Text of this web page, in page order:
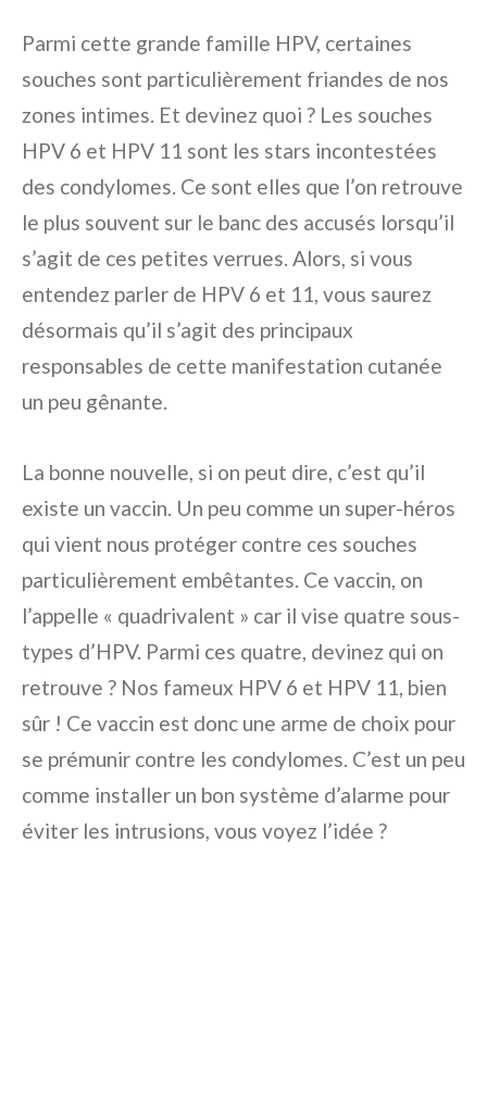
Parmi cette grande famille HPV, certaines
souches sont particulièrement friandes de nos
zones intimes. Et devinez quoi ? Les souches
HPV 6 et HPV 11 sont les stars incontestées
des condylomes. Ce sont elles que l’on retrouve
le plus souvent sur le banc des accusés lorsqu’il
s’agit de ces petites verrues. Alors, si vous
entendez parler de HPV 6 et 11, vous saurez
désormais qu’il s’agit des principaux
responsables de cette manifestation cutanée
un peu gênante.
La bonne nouvelle, si on peut dire, c’est qu’il
existe un vaccin. Un peu comme un super-héros
qui vient nous protéger contre ces souches
particulièrement embêtantes. Ce vaccin, on
l’appelle « quadrivalent » car il vise quatre sous-
types d’HPV. Parmi ces quatre, devinez qui on
retrouve ? Nos fameux HPV 6 et HPV 11, bien
sûr ! Ce vaccin est donc une arme de choix pour
se prémunir contre les condylomes. C’est un peu
comme installer un bon système d’alarme pour
éviter les intrusions, vous voyez l’idée ?